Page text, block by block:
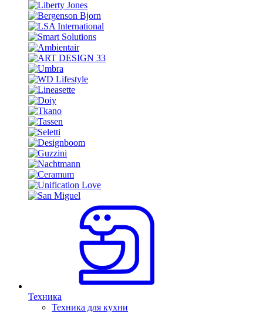
Техника
Техника для кухни